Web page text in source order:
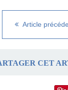
Article
CET